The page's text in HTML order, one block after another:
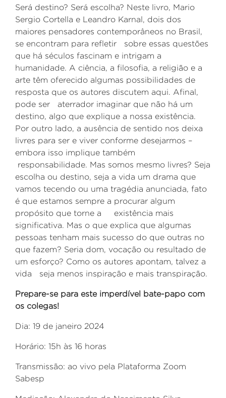
Será destino? Será escolha? Neste livro, Mario
Sergio Cortella e Leandro Karnal, dois dos
maiores pensadores contemporâneos no Brasil,
se encontram para refletir sobre essas questões
que há séculos fascinam e intrigam a
humanidade. A ciência, a filosofia, a religião e a
arte têm oferecido algumas possibilidades de
resposta que os autores discutem aqui. Afinal,
pode ser aterrador imaginar que não há um
destino, algo que explique a nossa existência.
Por outro lado, a ausência de sentido nos deixa
livres para ser e viver conforme desejarmos –
embora isso implique também
responsabilidade. Mas somos mesmo livres? Seja
escolha ou destino, seja a vida um drama que
vamos tecendo ou uma tragédia anunciada, fato
é que estamos sempre a procurar algum
propósito que torne a existência mais
significativa. Mas o que explica que algumas
pessoas tenham mais sucesso do que outras no
que fazem? Seria dom, vocação ou resultado de
um esforço? Como os autores apontam, talvez a
vida seja menos inspiração e mais transpiração.
Prepare-se para este imperdível bate-papo com
os colegas!
Dia: 19 de janeiro 2024
Horário: 15h às 16 horas
Transmissão: ao vivo pela Plataforma Zoom
Sabesp